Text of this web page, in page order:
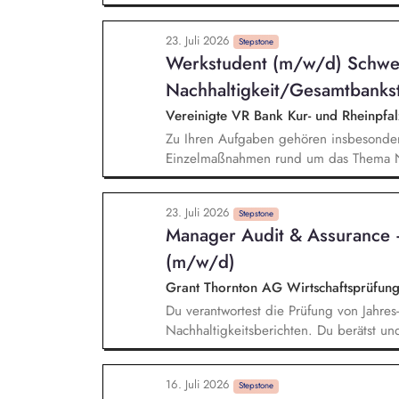
Zertifikaten und Audit-Ergebnissen.
Reportingstrukturen sowie Prozessen
Warengruppen- und
Monitoring kritischer Rohstoffe,
23. Juli 2026 Stepstone
Werkstudent (m/w/d)
Nachhaltigkeit/
Vereinigte VR Bank Kur- und
Zu Ihren Aufgaben gehören
Einzelmaßnahmen rund um das
regulatorischer
Nachhaltigkeitsberichts sowie der
aktueller Nachhaltigkeitsthemen,
insbesondere bei fachlichen
Erstellung von Präsentationen,
23. Juli 2026 Stepstone
Manager Audit &
(m/w/d)
Grant Thornton AG
Du verantwortest die Prüfung von
Nachhaltigkeitsberichten. Du berätst
ausgerichtete Mandantschaft bei der
von Nachhaltigkeitsberichten. Du
Schwerpunkt Nachhaltigkeit. Du
16. Juli 2026 Stepstone